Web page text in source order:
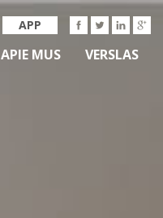
APP
APIE MUS VERSLAS